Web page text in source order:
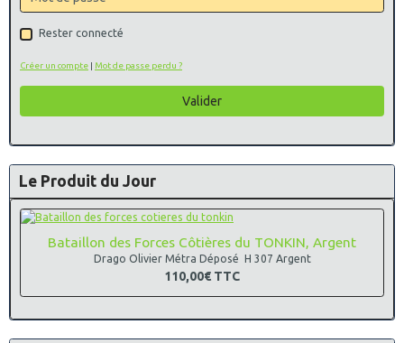
Rester connecté
Créer un compte | Mot de passe perdu ?
Valider
Le Produit du Jour
Bataillon des Forces Côtières du TONKIN, Argent
Drago Olivier Métra Déposé H 307 Argent
110,00€ TTC